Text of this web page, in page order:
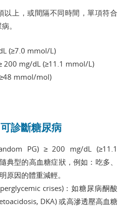
以上，或間隔不同時間，單項符合
。
(≥7.0 mmol/L)
200 mg/dL (≥11.1 mmol/L)
mmol/mol)
診斷糖尿病
PG) ≥ 200 mg/dL (≥11.1
典型的高血糖症狀，例如：吃多、
原因的體重減輕。
crises)：如糖尿病酮酸
DKA) 或高滲透壓高血糖